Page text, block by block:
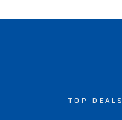
TOP DEALS